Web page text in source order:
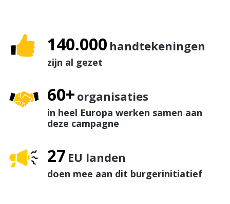
140.000 handtekeningen
zijn al gezet
60+ organisaties
in heel Europa werken samen aan
deze campagne
27 EU landen
doen mee aan dit burgerinitiatief